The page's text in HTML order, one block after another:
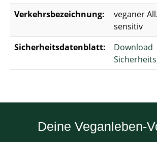
Verkehrsbezeichnung:
veganer
sensitiv
Sicherheitsdatenblatt:
Download
Deine Veganleben-